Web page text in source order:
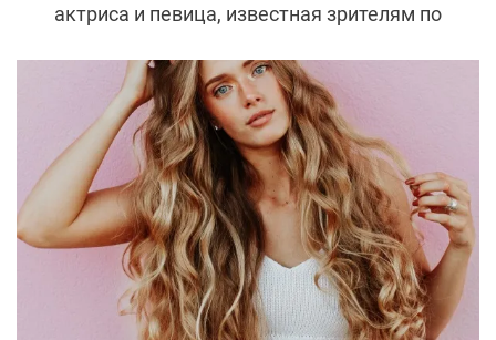
актриса и певица, известная зрителям по
фильмов. Броская внешность и известные
родители сделали свое дело – фотографии
Беллы все чаще встречаются на первых
страницах таблоидов и глянцевых
изданий, приковывая к себе внимание
многочисленных поклонников.